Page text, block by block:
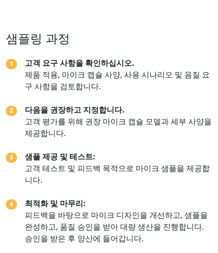
샘플링 과정
1
고객 요구 사항을 확인하십시오.
제품 적용, 마이크 캡슐 사양, 사용 시나리오 및 음질 요
구 사항을 검토합니다.
2
다음을 권장하고 지정합니다.
고객 평가를 위해 권장 마이크 캡슐 모델과 세부 사양을
제공합니다.
3
샘플 제공 및 테스트:
고객 테스트 및 피드백 목적으로 마이크 샘플을 제공합
니다.
4
최적화 및 마무리:
피드백을 바탕으로 마이크 디자인을 개선하고, 샘플을
완성하고, 품질 승인을 받아 대량 생산을 진행합니다.
승인을 받은 후 양산에 들어갑니다.